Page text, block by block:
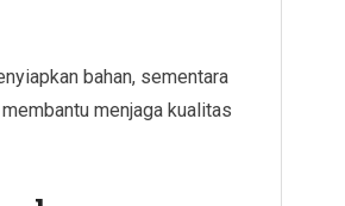
bahan, sementara
menjaga kualitas